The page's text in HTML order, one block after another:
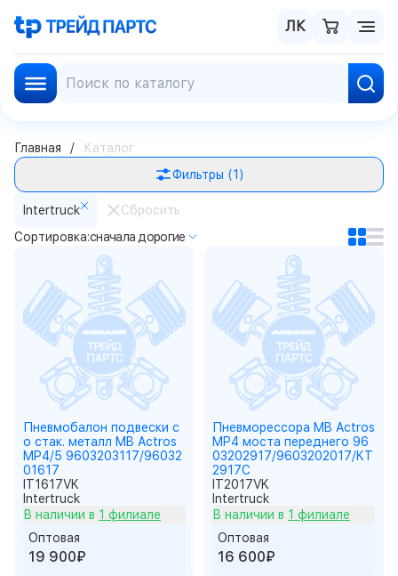
ЛК
Главная
Каталог
Фильтры (1)
Intertruck
Сбросить
Сортировка:сначала дорогие
Пневмобалон подвески с
о стак. металл MB Actros
MP4/5 9603203117/96032
01617
IT1617VK
Intertruck
В наличии в 1 филиале
Оптовая
19 900₽
Пневморессора MB Actros
MP4 моста переднего 96
03202917/9603202017/KT
2917C
IT2017VK
Intertruck
В наличии в 1 филиале
Оптовая
16 600₽